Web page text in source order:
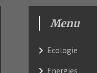
Menu
Ecologie